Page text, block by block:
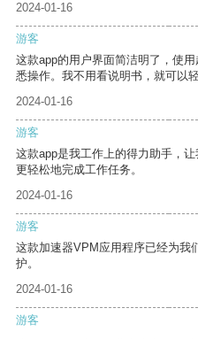
2024-01-16
游客
这款app的用户界面简洁明了，使
悉操作。我不用看说明书，就可以
2024-01-16
游客
这款app是我工作上的得力助手，
更轻松地完成工作任务。
2024-01-16
游客
这款加速器VPM应用程序已经为我
护。
2024-01-16
游客